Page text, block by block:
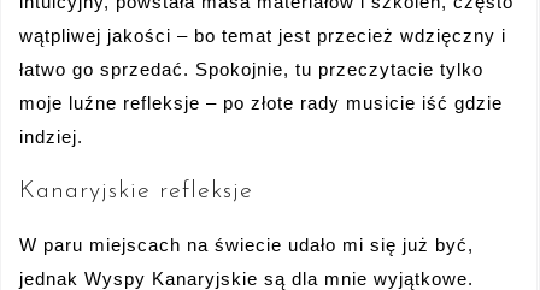
wątpliwej jakości – bo temat jest przecież wdzięczny i
łatwo go sprzedać. Spokojnie, tu przeczytacie tylko
moje luźne refleksje – po złote rady musicie iść gdzie
indziej.
Kanaryjskie refleksje
W paru miejscach na świecie udało mi się już być,
jednak Wyspy Kanaryjskie są dla mnie wyjątkowe.